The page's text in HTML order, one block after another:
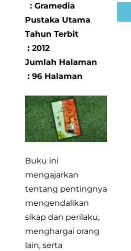
: Gramedia
Pustaka Utama
Tahun Terbit
: 2012
Jumlah Halaman
: 96 Halaman
Buku ini
mengajarkan
tentang pentingnya
mengendalikan
sikap dan perilaku,
menghargai orang
lain, serta